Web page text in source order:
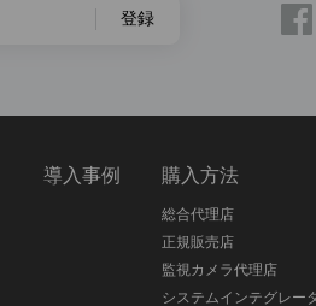
登録
導入事例 購入方法
総合代理店
正規販売店
監視カメラ代理店
システムインテグレー